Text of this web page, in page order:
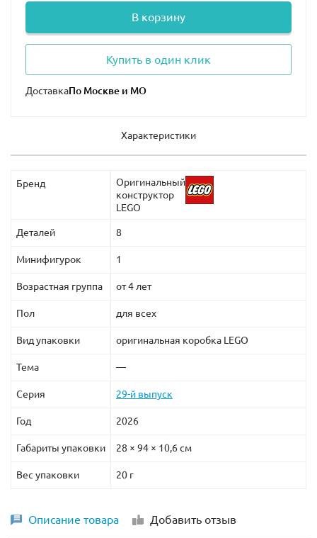
В корзину
Купить в один клик
Доставка
Характеристики
Бренд
Оригинальный
конструктор
LEGO
Деталей 8
Минифигурок 1
Возрастная группа от 4 лет
Пол для всех
Вид упаковки оригинальная коробка LEGO
Тема —
Серия 29-й выпуск
Год 2026
Габариты упаковки 28 × 94 × 10,6 см
Вес упаковки 20 г
Описание товара Добавить отзыв